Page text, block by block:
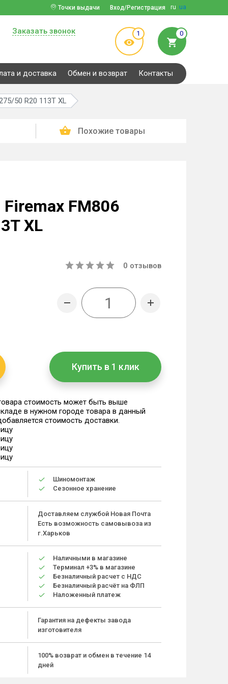
ru ua
Вход/Регистрация
Точки выдачи
Заказать звонок 1 0
и доставка Обмен и возврат Контакты
50 R20 113T XL
Похожие товары
FM806
XL
0 отзывов
Купить в 1 клик
стоимость может быть выше
в нужном городе товара в данный
стоимость доставки.
Шиномонтаж
Сезонное хранение
Доставляем службой Новая Почта
Есть возможность самовывоза из
г.Харьков
Наличными в магазине
Терминал +3% в магазине
Безналичный расчет с НДС
Безналичный расчёт на ФЛП
Наложенный платеж
Гарантия на дефекты завода
изготовителя
100% возврат и обмен в течение 14
дней